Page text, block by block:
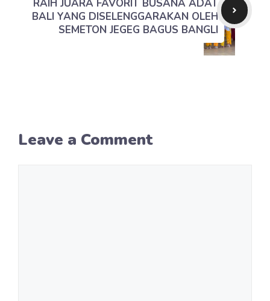
RAIH JUARA FAVORIT BUSANA ADAT
BALI YANG DISELENGGARAKAN OLEH
SEMETON JEGEG BAGUS BANGLI
Leave a Comment